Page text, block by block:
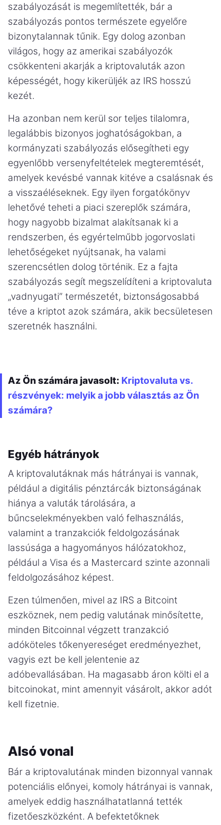
szabályozását is megemlítették, bár a
szabályozás pontos természete egyelőre
bizonytalannak tűnik. Egy dolog azonban
világos, hogy az amerikai szabályozók
csökkenteni akarják a kriptovaluták azon
képességét, hogy kikerüljék az IRS hosszú
kezét.
Ha azonban nem kerül sor teljes tilalomra,
legalábbis bizonyos joghatóságokban, a
kormányzati szabályozás elősegítheti egy
egyenlőbb versenyfeltételek megteremtését,
amelyek kevésbé vannak kitéve a csalásnak és
a visszaéléseknek. Egy ilyen forgatókönyv
lehetővé teheti a piaci szereplők számára,
hogy nagyobb bizalmat alakítsanak ki a
rendszerben, és egyértelműbb jogorvoslati
lehetőségeket nyújtsanak, ha valami
szerencsétlen dolog történik. Ez a fajta
szabályozás segít megszelídíteni a kriptovaluta
„vadnyugati” természetét, biztonságosabbá
téve a kriptot azok számára, akik becsületesen
szeretnék használni.
Az Ön számára javasolt: Kriptovaluta vs.
részvények: melyik a jobb választás az Ön
számára?
Egyéb hátrányok
A kriptovalutáknak más hátrányai is vannak,
például a digitális pénztárcák biztonságának
hiánya a valuták tárolására, a
bűncselekményekben való felhasználás,
valamint a tranzakciók feldolgozásának
lassúsága a hagyományos hálózatokhoz,
például a Visa és a Mastercard szinte azonnali
feldolgozásához képest.
Ezen túlmenően, mivel az IRS a Bitcoint
eszköznek, nem pedig valutának minősítette,
minden Bitcoinnal végzett tranzakció
adóköteles tőkenyereséget eredményezhet,
vagyis ezt be kell jelentenie az
adóbevallásában. Ha magasabb áron költi el a
bitcoinokat, mint amennyit vásárolt, akkor adót
kell fizetnie.
Alsó vonal
Bár a kriptovalutának minden bizonnyal vannak
potenciális előnyei, komoly hátrányai is vannak,
amelyek eddig használhatatlanná tették
fizetőeszközként. A befektetőknek